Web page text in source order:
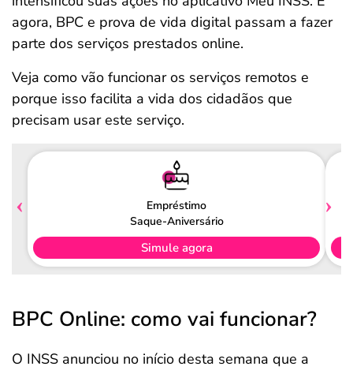
agora, BPC e prova de vida digital passam a fazer
parte dos serviços prestados online.
Veja como vão funcionar os serviços remotos e
porque isso facilita a vida dos cidadãos que
precisam usar este serviço.
Empréstimo
Saque-Aniversário
Simule agora
BPC Online: como vai funcionar?
O INSS anunciou no início desta semana que a